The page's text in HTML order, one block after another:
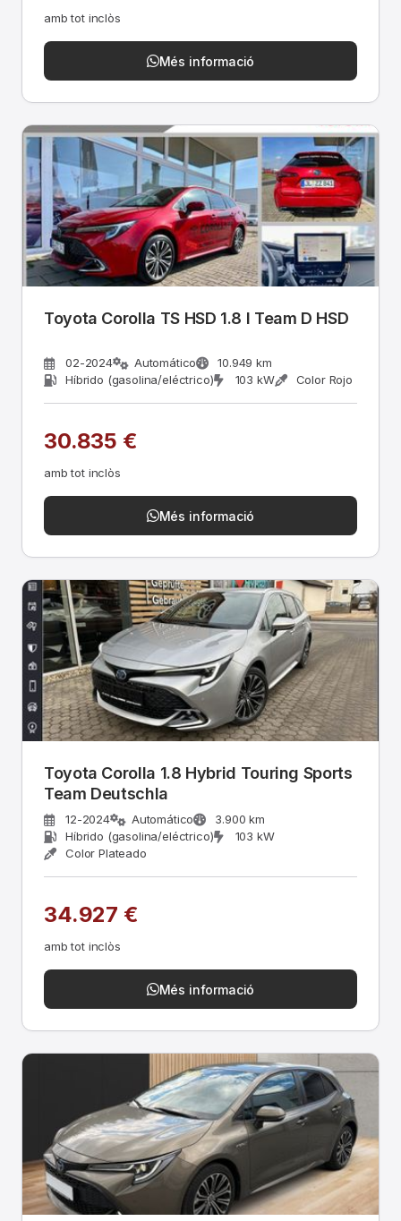
amb tot inclòs
Més informació
Toyota Corolla TS HSD 1.8 l Team D HSD
02-2024 Automático
10.949 km
Híbrido (gasolina/eléctrico)
103 kW Color Rojo
30.835 €
amb tot inclòs
Més informació
Toyota Corolla 1.8 Hybrid Touring Sports
Team Deutschla
12-2024 Automático
3.900 km
Híbrido (gasolina/eléctrico)
103 kW
Color Plateado
34.927 €
amb tot inclòs
Més informació